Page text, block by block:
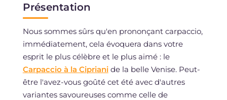
Présentation
Nous sommes sûrs qu'en prononçant carpaccio,
immédiatement, cela évoquera dans votre
esprit le plus célèbre et le plus aimé : le
Carpaccio à la Ciprianide la belle Venise. Peut-
être l'avez-vous goûté cet été avec d'autres
variantes savoureuses comme celle de